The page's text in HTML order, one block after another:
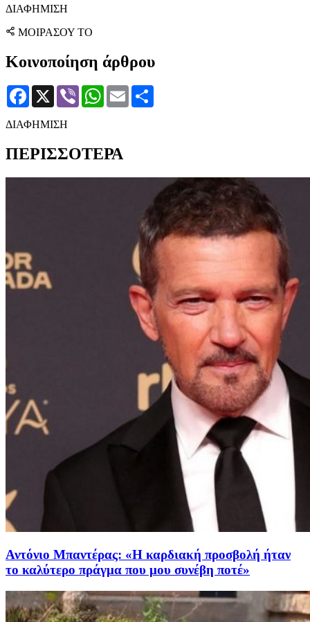
ΔΙΑΦΗΜΙΣΗ
ΜΟΙΡΑΣΟΥ ΤΟ
Κοινοποίηση άρθρου
Facebook
X Viber WhatsApp
Email
ΔΙΑΦΗΜΙΣΗ
ΠΕΡΙΣΣΟΤΕΡΑ
Αντόνιο Μπαντέρας: «Η καρδιακή προσβολή ήταν
το καλύτερο πράγμα που μου συνέβη ποτέ»